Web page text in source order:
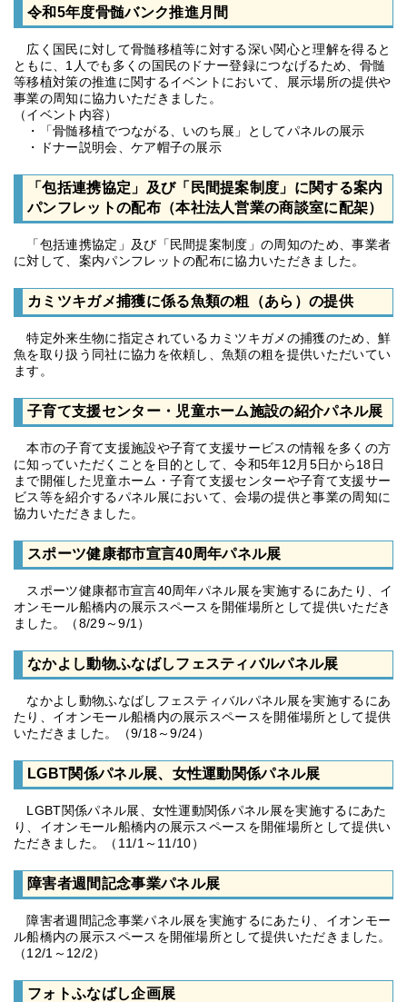
令和5年度骨髄バンク推進月間
広く国民に対して骨髄移植等に対する深い関心と理解を得ると
ともに、1人でも多くの国民のドナー登録につなげるため、骨髄
等移植対策の推進に関するイベントにおいて、展示場所の提供や
事業の周知に協力いただきました。
（イベント内容）
・「骨髄移植でつながる、いのち展」としてパネルの展示
・ドナー説明会、ケア帽子の展示
「包括連携協定」及び「民間提案制度」に関する案内
パンフレットの配布（本社法人営業の商談室に配架）
「包括連携協定」及び「民間提案制度」の周知のため、事業者
に対して、案内パンフレットの配布に協力いただきました。
カミツキガメ捕獲に係る魚類の粗（あら）の提供
特定外来生物に指定されているカミツキガメの捕獲のため、鮮
魚を取り扱う同社に協力を依頼し、魚類の粗を提供いただいてい
ます。
子育て支援センター・児童ホーム施設の紹介パネル展
本市の子育て支援施設や子育て支援サービスの情報を多くの方
に知っていただくことを目的として、令和5年12月5日から18日
まで開催した児童ホーム・子育て支援センターや子育て支援サー
ビス等を紹介するパネル展において、会場の提供と事業の周知に
協力いただきました。
スポーツ健康都市宣言40周年パネル展
スポーツ健康都市宣言40周年パネル展を実施するにあたり、イ
オンモール船橋内の展示スペースを開催場所として提供いただき
ました。（8/29～9/1）
なかよし動物ふなばしフェスティバルパネル展
なかよし動物ふなばしフェスティバルパネル展を実施するにあ
たり、イオンモール船橋内の展示スペースを開催場所として提供
いただきました。（9/18～9/24）
LGBT関係パネル展、女性運動関係パネル展
LGBT関係パネル展、女性運動関係パネル展を実施するにあた
り、イオンモール船橋内の展示スペースを開催場所として提供い
ただきました。（11/1～11/10）
障害者週間記念事業パネル展
障害者週間記念事業パネル展を実施するにあたり、イオンモー
ル船橋内の展示スペースを開催場所として提供いただきました。
（12/1～12/2）
フォトふなばし企画展